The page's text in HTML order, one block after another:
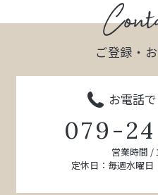
ご登録・
お電話
079-
営業時間 /
定休日：毎週水曜日